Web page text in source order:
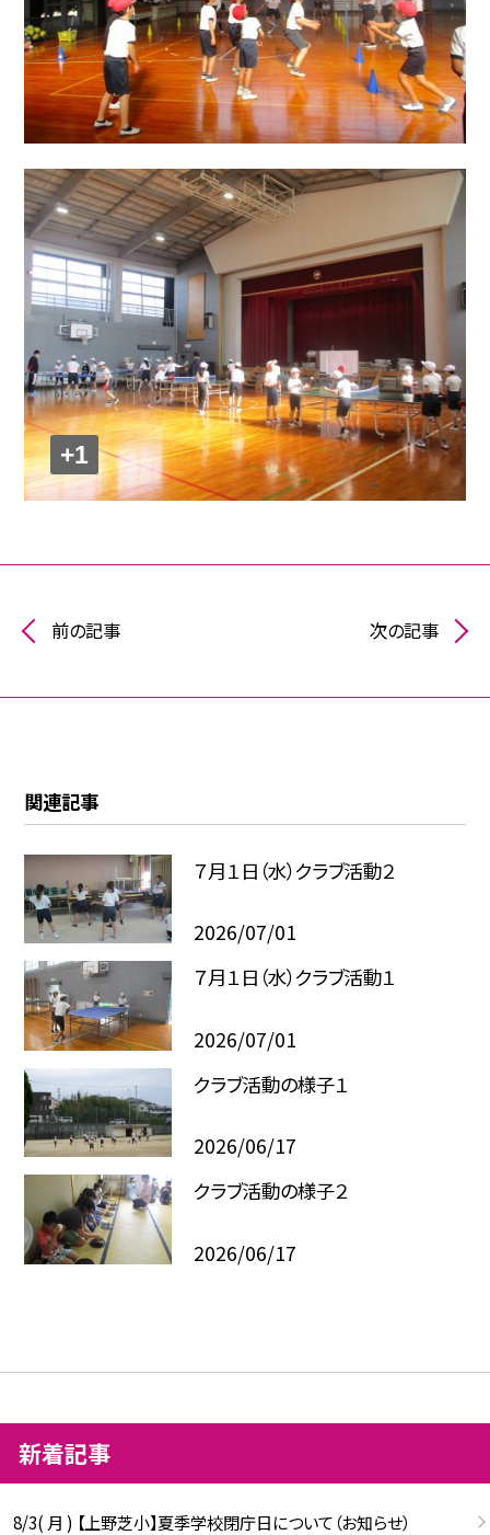
+1
前の記事 次の記事
関連記事
７月１日（水）クラブ活動２
2026/07/01
７月１日（水）クラブ活動１
2026/07/01
クラブ活動の様子１
2026/06/17
クラブ活動の様子２
2026/06/17
新着記事
8/3( 月 ) 【上野芝小】夏季学校閉庁日について（お知らせ）